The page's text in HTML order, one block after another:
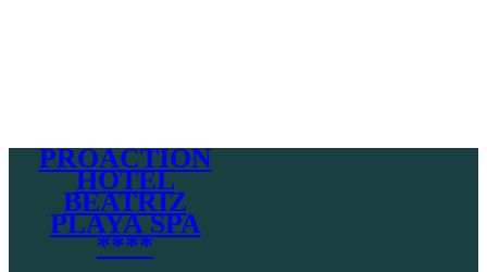
PROACTION
HOTEL
BEATRIZ
PLAYA SPA
****